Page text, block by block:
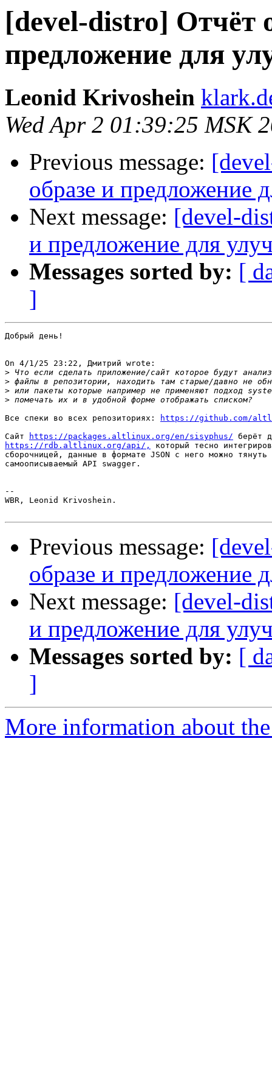
[devel-distro] Отчёт
предложение для
Leonid Krivoshein
Wed Apr 2 01:39:25 MSK
Previous message:
образе и предложение
Next message: [devel-
и предложение для
Messages sorted by: [
]
Добрый день!
On 4/1/25 23:22, Дмитрий wrote:
>
>
>
>
Все спеки во всех репозиториях:
https://github.com/
Сайт
https://packages.altlinux.org/en/sisyphus/
https://rdb.altlinux.org/api/,
который тесно
сборочницей, данные в формате JSON с него можно
самоописываемый API swagger.
--
WBR, Leonid Krivoshein.
Previous message:
образе и предложение
Next message: [devel-
и предложение для
Messages sorted by: [
]
More information about